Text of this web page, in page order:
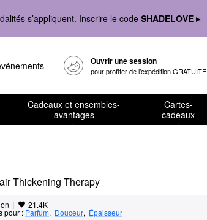
s’appliquent. Inscrire le code SHADELOVE ▸
Ouvrir une session
pour profiter de l’expédition GRATUITE
Cadeaux et ensembles-
avantages
Cartes-
cadeaux
Thickening Therapy
| 21.4K
pour : Parfum, Douceur, Épaisseur